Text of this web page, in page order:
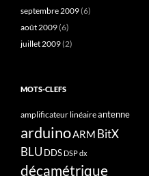
septembre 2009(6)
août 2009(6)
juillet 2009(2)
MOTS-CLEFS
amplificateur linéaireantenne
arduinoARM BitX
BLU DDS DSPdx
décamétrique